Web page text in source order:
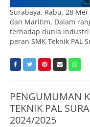
Surabaya, Rabu, 28
dan Maritim, Dalam
terhadap dunia
peran SMK Teknik PAL
PENGUMUMAN
TEKNIK PAL
2024/2025